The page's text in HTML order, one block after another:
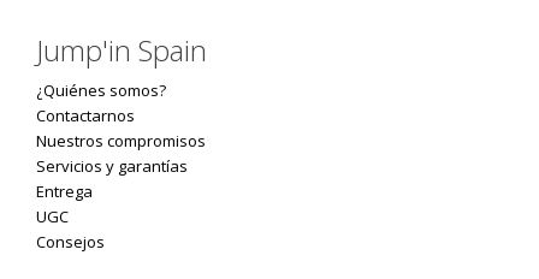
Jump'in Spain
¿Quiénes somos?
Contactarnos
Nuestros compromisos
Servicios y garantías
Entrega
UGC
Consejos